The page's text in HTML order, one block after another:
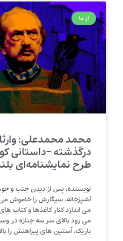
از ما
محمد محمدعلی:
درگذشته -داستانی
طرح نمایشنامه‌ای
نویسنده، پس از دیدن جنب و
آشپزخانه، سیگارش را خاموش
می اندازد کنار کاغذها و کتاب
می رود بالای سر سه جنازه در
باریک، آستین های پیراهنش را